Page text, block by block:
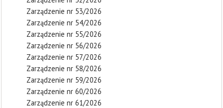
Zarządzenie nr 53/2026
Zarządzenie nr 54/2026
Zarządzenie nr 55/2026
Zarządzenie nr 56/2026
Zarządzenie nr 57/2026
Zarządzenie nr 58/2026
Zarządzenie nr 59/2026
Zarządzenie nr 60/2026
Zarządzenie nr 61/2026